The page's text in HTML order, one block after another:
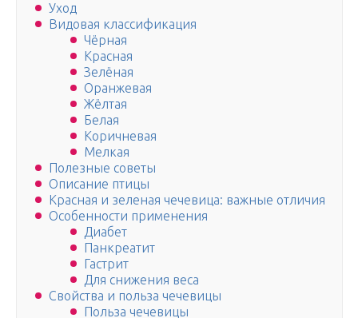
Уход
Видовая классификация
Чёрная
Красная
Зелёная
Оранжевая
Жёлтая
Белая
Коричневая
Мелкая
Полезные советы
Описание птицы
Красная и зеленая чечевица: важные отличия
Особенности применения
Диабет
Панкреатит
Гастрит
Для снижения веса
Свойства и польза чечевицы
Польза чечевицы